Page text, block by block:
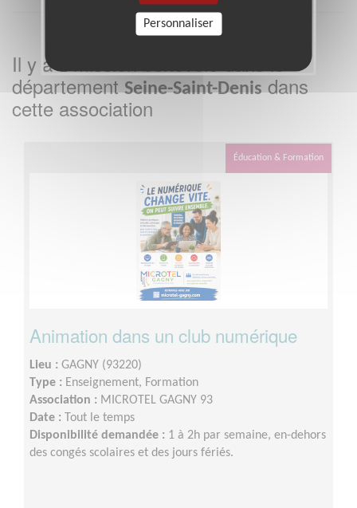
Il y a1
départementSeine-Saint-Denisdans
cette association
Éducation & Formation
Animation dans un club numérique
Lieu : GAGNY (93220)
Type : Enseignement, Formation
Association : MICROTEL GAGNY 93
Date :
Tout le temps
Disponibilité demandée : 1 à 2h par semaine, en-dehors
des congés scolaires et des jours fériés.
Personnaliser